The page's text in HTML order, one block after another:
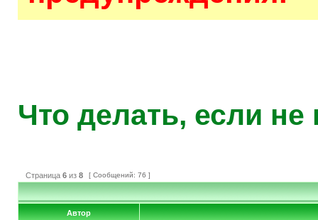
Что делать, если не
Страница 6 из 8 [ Сообщений: 76 ]
Автор